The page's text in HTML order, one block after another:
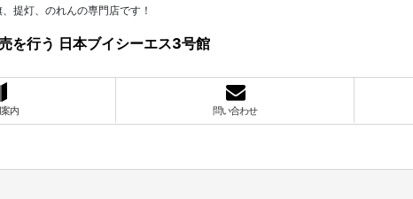
提灯、のれんの専門店です！
を行う 日本ブイシーエス3号館
内 問い合わせ